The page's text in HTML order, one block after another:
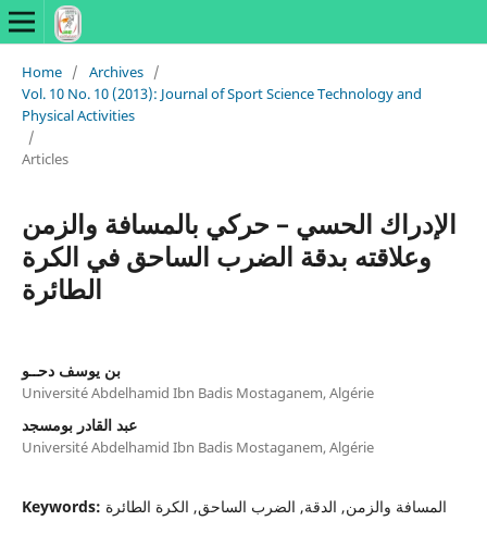
Home / Archives /
Vol. 10 No. 10 (2013): Journal of Sport Science Technology and
Physical Activities
/
Articles
الإدراك الحسي – حركي بالمسافة والزمن
وعلاقته بدقة الضرب الساحق في الكرة
الطائرة
بن يوسف دحــو
Université Abdelhamid Ibn Badis Mostaganem, Algérie
عبد القادر بومسجد
Université Abdelhamid Ibn Badis Mostaganem, Algérie
Keywords: المسافة والزمن, الدقة, الضرب الساحق, الكرة الطائرة